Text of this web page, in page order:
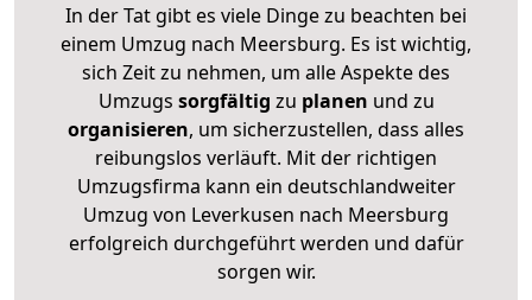
In der Tat gibt es viele Dinge zu beachten bei
einem Umzug nach Meersburg. Es ist wichtig,
sich Zeit zu nehmen, um alle Aspekte des
Umzugs sorgfältig zu planen und zu
organisieren, um sicherzustellen, dass alles
reibungslos verläuft. Mit der richtigen
Umzugsfirma kann ein deutschlandweiter
Umzug von Leverkusen nach Meersburg
erfolgreich durchgeführt werden und dafür
sorgen wir.